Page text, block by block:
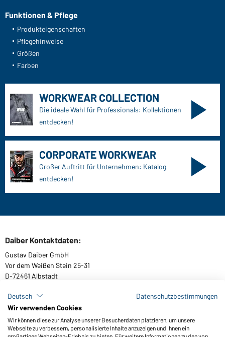
Funktionen & Pflege
Produkteigenschaften
Pflegehinweise
Größen
Farben
WORKWEAR COLLECTION
Die ideale Wahl für Professionals: Kollektionen
entdecken!
CORPORATE WORKWEAR
Großer Auftritt für Unternehmen: Katalog
entdecken!
Daiber Kontaktdaten:
Gustav Daiber GmbH
Vor dem Weißen Stein 25-31
D-72461 Albstadt
Kataloge herunterladen oder bestellen
Zu den Katalogen
Deutsch
Datenschutzbestimmungen
Wir verwenden Cookies
Wir können diese zur Analyse unserer Besucherdaten platzieren, um unsere
Webseite zu verbessern, personalisierte Inhalte anzuzeigen und Ihnen ein